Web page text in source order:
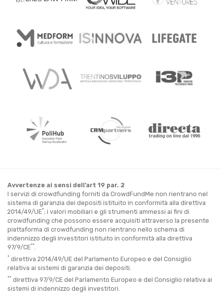
Avvertenze ai sensi dell’art 19 par. 2
I servizi di crowdfunding forniti da CrowdFundMe non rientrano nel
sistema di garanzia dei depositi istituito in conformità alla direttiva
2014/49/UE*; i valori mobiliari e gli strumenti ammessi ai fini di
crowdfunding che possono essere acquisiti attraverso la presente
piattaforma di crowdfunding non rientrano nello schema di
indennizzo degli investitori istituito in conformità alla direttiva
97/9/CE**
* direttiva 2014/49/UE del Parlamento Europeo e del Consiglio
relativa ai sistemi di garanzia dei depositi.
** direttiva 97/9/CE del Parlamento Europeo e del Consiglio relativa ai
sistemi di indennizzo degli investitori.